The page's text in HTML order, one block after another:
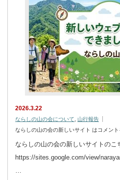
2026.3.22
ならしの山の会について, 山行報告
ならしの山の会の新しいサイト はコメン
ならしの山の会の新しいサイトのこ
https://sites.google.com/view/
…